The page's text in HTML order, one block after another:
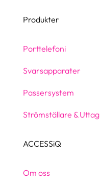
Produkter
Porttelefoni
Svarsapparater
Passersystem
Strömställare & Uttag
ACCESSiQ
Om oss